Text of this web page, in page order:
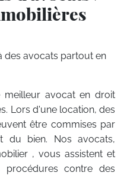
des avocats partout en
avocat en droit
Lors d'une location, des
être commises par
du bien. Nos avocats,
, vous assistent et
contre des